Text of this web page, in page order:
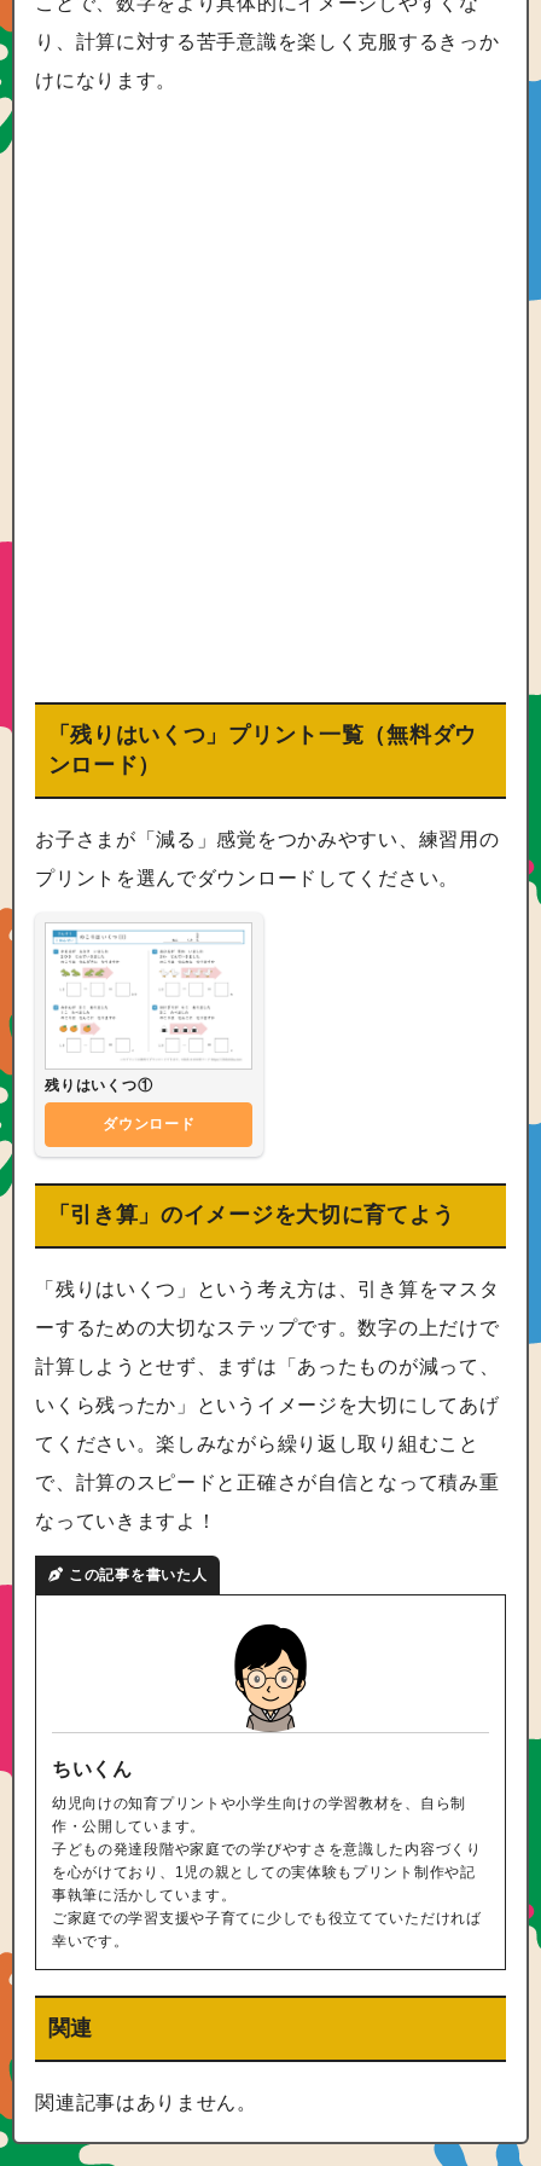
り、計算に対する苦手意識を楽しく克服するきっか
けになります。
「残りはいくつ」プリント一覧（無料ダウ
ンロード）
お子さまが「減る」感覚をつかみやすい、練習用の
プリントを選んでダウンロードしてください。
残りはいくつ①
ダウンロード
「引き算」のイメージを大切に育てよう
「残りはいくつ」という考え方は、引き算をマスタ
ーするための大切なステップです。数字の上だけで
計算しようとせず、まずは「あったものが減って、
いくら残ったか」というイメージを大切にしてあげ
てください。楽しみながら繰り返し取り組むこと
で、計算のスピードと正確さが自信となって積み重
なっていきますよ！
この記事を書いた人
ちいくん
幼児向けの知育プリントや小学生向けの学習教材を、自ら制
作・公開しています。
子どもの発達段階や家庭での学びやすさを意識した内容づくり
を心がけており、1児の親としての実体験もプリント制作や記
事執筆に活かしています。
ご家庭での学習支援や子育てに少しでも役立てていただければ
幸いです。
関連
関連記事はありません。